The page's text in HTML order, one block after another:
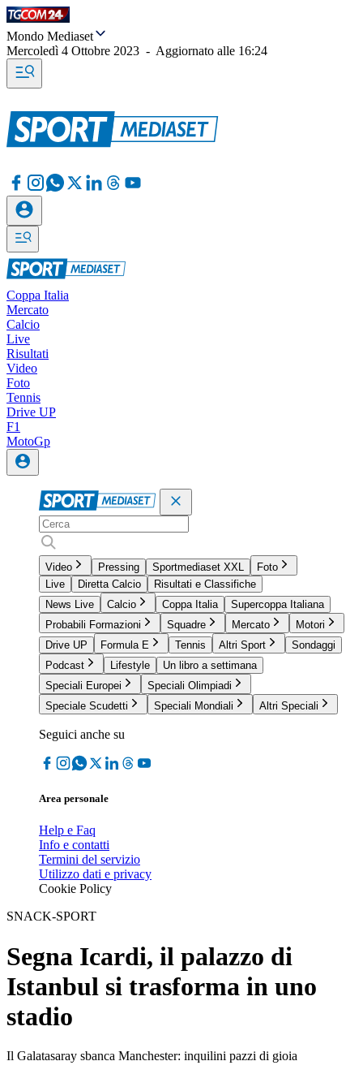
Mondo Mediaset
Mercoledì 4 Ottobre 2023 - Aggiornato alle 16:24
Coppa Italia
Mercato
Calcio
Live
Risultati
Video
Foto
Tennis
Drive UP
F1
MotoGp
Video Pressing Sportmediaset XXL
Foto
Live
Diretta Calcio
Risultati e Classifiche
News Live
Calcio Coppa Italia
Supercoppa Italiana
Probabili Formazioni
Squadre Mercato
Motori
Drive UP
Formula E Tennis Altri Sport
Sondaggi
Podcast
Lifestyle
Un libro a settimana
Speciali Europei
Speciali Olimpiadi
Speciale Scudetti
Speciali Mondiali Altri Speciali
Seguici anche su
Area personale
Help e Faq
Info e contatti
Termini del servizio
Utilizzo dati e privacy
Cookie Policy
SNACK-SPORT
Segna Icardi, il palazzo di
Istanbul si trasforma in uno
stadio
Il Galatasaray sbanca Manchester: inquilini pazzi di gioia